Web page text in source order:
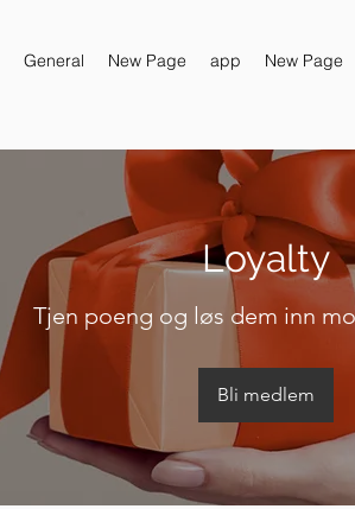
General New Page app New Page
Loyalty
Tjen poeng og løs dem inn
Bli medlem